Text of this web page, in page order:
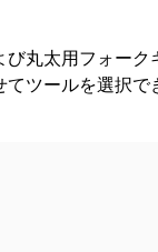
び丸太用フォー
てツールを選択で